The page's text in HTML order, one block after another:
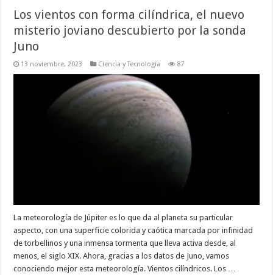
Los vientos con forma cilíndrica, el nuevo
misterio joviano descubierto por la sonda
Juno
13 noviembre, 2023 Ciencia y Tecnología 87
La meteorología de Júpiter es lo que da al planeta su particular
aspecto, con una superficie colorida y caótica marcada por infinidad
de torbellinos y una inmensa tormenta que lleva activa desde, al
menos, el siglo XIX. Ahora, gracias a los datos de Juno, vamos
conociendo mejor esta meteorología. Vientos cilíndricos. Los …